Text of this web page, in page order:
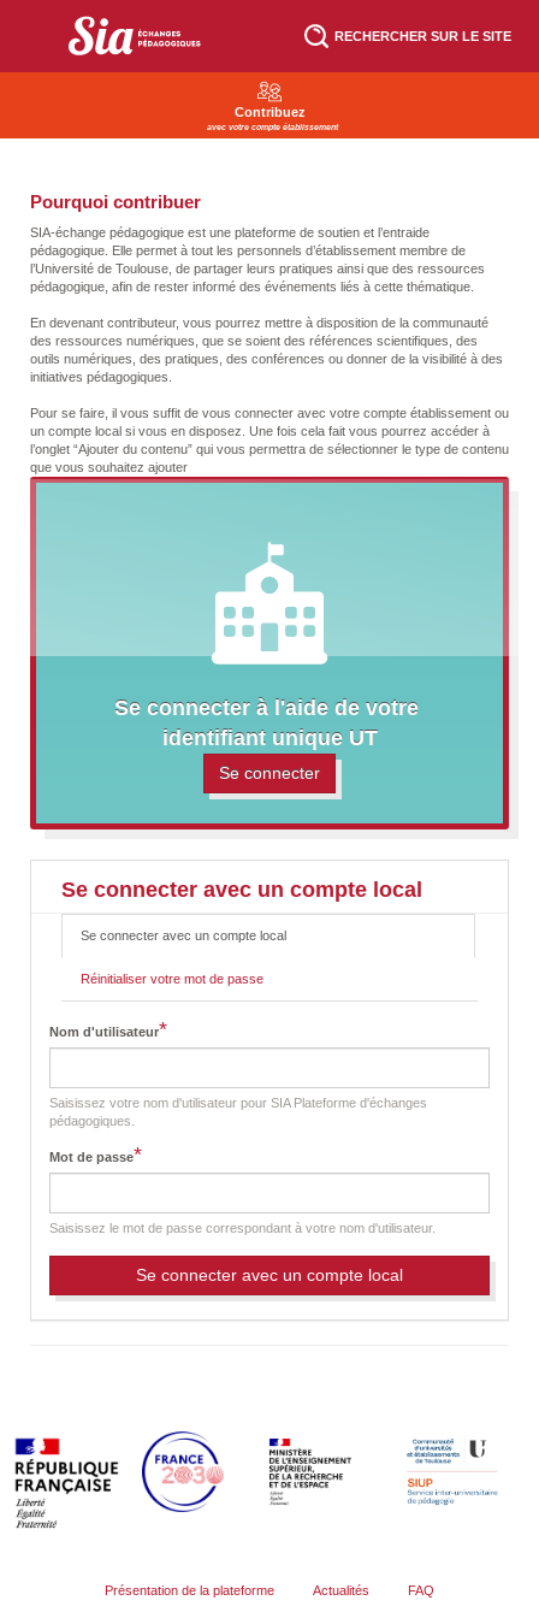
RECHERCHER SUR LE SITE
Contribuez
avec votre compte établissement
Pourquoi contribuer
SIA-échange pédagogique est une plateforme de soutien et l’entraide
pédagogique. Elle permet à tout les personnels d’établissement membre de
l’Université de Toulouse, de partager leurs pratiques ainsi que des ressources
pédagogique, afin de rester informé des événements liés à cette thématique.
En devenant contributeur, vous pourrez mettre à disposition de la communauté
des ressources numériques, que se soient des références scientifiques, des
outils numériques, des pratiques, des conférences ou donner de la visibilité à des
initiatives pédagogiques.
Pour se faire, il vous suffit de vous connecter avec votre compte établissement ou
un compte local si vous en disposez. Une fois cela fait vous pourrez accéder à
l’onglet “Ajouter du contenu” qui vous permettra de sélectionner le type de contenu
que vous souhaitez ajouter
Se connecter à l'aide de votre
identifiant unique UT
Se connecter
Se connecter avec un compte local
m
r
a
b
Se connecter avec un compte local
Réinitialiser votre mot de passe
Nom d'utilisateur*
Saisissez votre nom d'utilisateur pour SIA Plateforme d'échanges
pédagogiques.
Mot de passe*
Saisissez le mot de passe correspondant à votre nom d'utilisateur.
Présentation de la plateforme Actualités FAQ